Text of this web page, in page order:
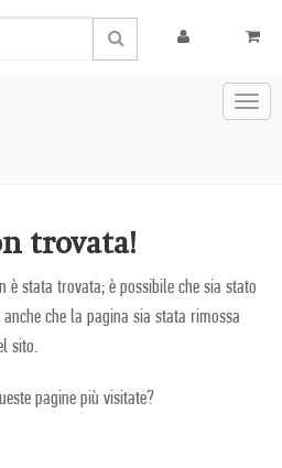
trovata!
è stata trovata; è possibile che sia stato
che la pagina sia stata rimossa
sito.
pagine più visitate?